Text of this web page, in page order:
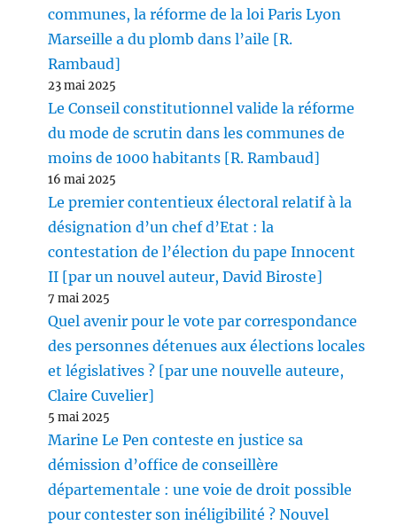
communes, la réforme de la loi Paris Lyon
Marseille a du plomb dans l’aile [R.
Rambaud]
23 mai 2025
Le Conseil constitutionnel valide la réforme
du mode de scrutin dans les communes de
moins de 1000 habitants [R. Rambaud]
16 mai 2025
Le premier contentieux électoral relatif à la
désignation d’un chef d’Etat : la
contestation de l’élection du pape Innocent
II [par un nouvel auteur, David Biroste]
7 mai 2025
Quel avenir pour le vote par correspondance
des personnes détenues aux élections locales
et législatives ? [par une nouvelle auteure,
Claire Cuvelier]
5 mai 2025
Marine Le Pen conteste en justice sa
démission d’office de conseillère
départementale : une voie de droit possible
pour contester son inéligibilité ? Nouvel